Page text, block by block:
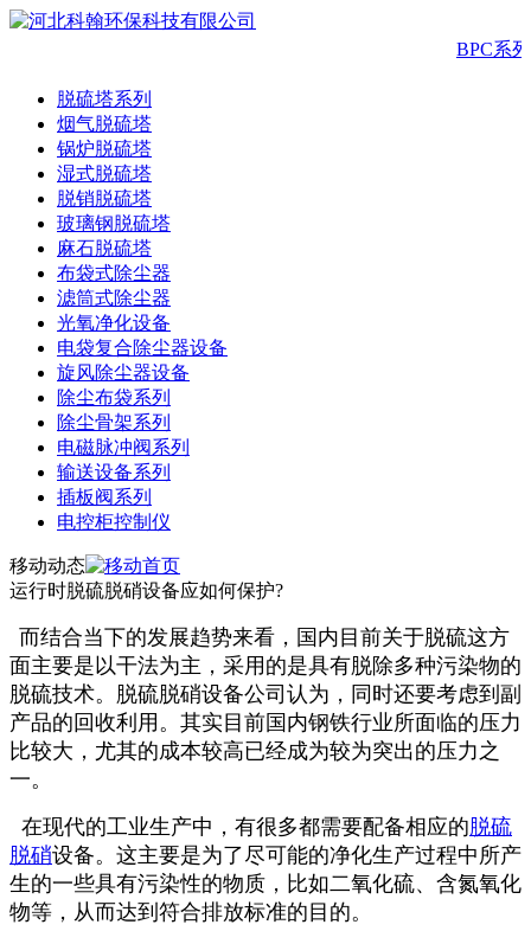
BPC系
脱硫塔系列
烟气脱硫塔
锅炉脱硫塔
湿式脱硫塔
脱销脱硫塔
玻璃钢脱硫塔
麻石脱硫塔
布袋式除尘器
滤筒式除尘器
光氧净化设备
电袋复合除尘器设备
旋风除尘器设备
除尘布袋系列
除尘骨架系列
电磁脉冲阀系列
输送设备系列
插板阀系列
电控柜控制仪
移动动态
运行时脱硫脱硝设备应如何保护?
而结合当下的发展趋势来看，国内目前关于脱硫这方
面主要是以干法为主，采用的是具有脱除多种污染物的
脱硫技术。脱硫脱硝设备公司认为，同时还要考虑到副
产品的回收利用。其实目前国内钢铁行业所面临的压力
比较大，尤其的成本较高已经成为较为突出的压力之
一。
在现代的工业生产中，有很多都需要配备相应的脱硫
脱硝设备。这主要是为了尽可能的净化生产过程中所产
生的一些具有污染性的物质，比如二氧化硫、含氮氧化
物等，从而达到符合排放标准的目的。